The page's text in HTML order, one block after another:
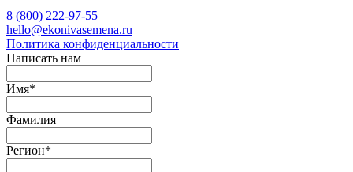
8 (800) 222-97-55
hello@ekonivasemena.ru
Политика конфиденциальности
Написать нам
Имя*
Фамилия
Регион*